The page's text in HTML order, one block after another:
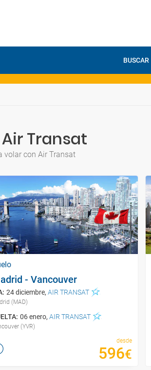
BUSCAR
Transat
volar con Air Transat
- Vancouver
: 24 diciembre, AIR TRANSAT
(MAD)
: 06 enero, AIR TRANSAT
(YVR)
desde
596€